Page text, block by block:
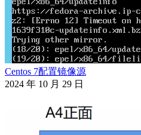
Centos 7配置镜像源
2024 年 10 月 29 日